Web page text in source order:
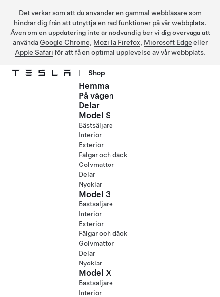
Det verkar som att du använder en gammal webbläsare som
hindrar dig från att utnyttja en rad funktioner på vår webbplats.
Även om en uppdatering inte är nödvändig ber vi dig överväga att
använda Google Chrome, Mozilla Firefox, Microsoft Edge eller
Apple Safari för att få en optimal upplevelse av vår webbplats.
| Shop
Hemma
På vägen
Delar
Model S
Bästsäljare
Interiör
Exteriör
Fälgar och däck
Golvmattor
Delar
Nycklar
Model 3
Bästsäljare
Interiör
Exteriör
Fälgar och däck
Golvmattor
Delar
Nycklar
Model X
Bästsäljare
Interiör